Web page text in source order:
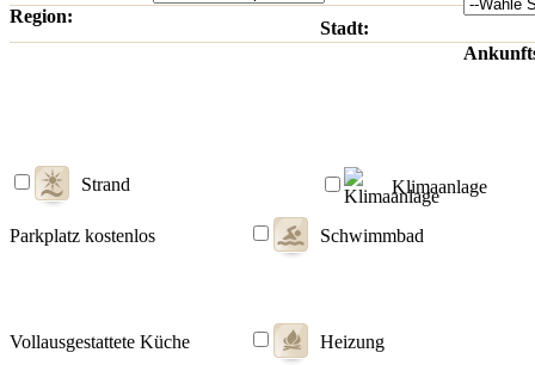
Region:
Stadt:
Strand Klimaanlage
Parkplatz kostenlos Schwimmbad
Vollausgestattete Küche Heizung